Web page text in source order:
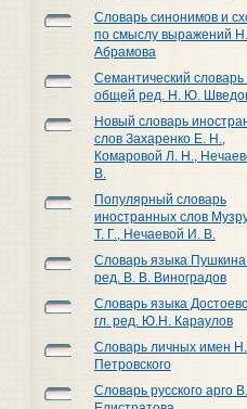
Словарь синонимов и
по смыслу выражений Н.
Абрамова
Семантический словарь
общей ред. Н. Ю.
Новый словарь
слов Захаренко Е. Н.,
Комаровой Л. Н.,
В.
Популярный словарь
иностранных слов
Т. Г., Нечаевой И. В.
Словарь языка Пушкина
ред. В. В. Виноградов
Словарь языка
гл. ред. Ю.Н. Караулов
Словарь личных имен
Петровского
Словарь русского арго